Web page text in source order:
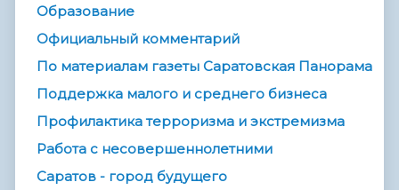
Образование
Официальный комментарий
По материалам газеты Саратовская Панорама
Поддержка малого и среднего бизнеса
Профилактика терроризма и экстремизма
Работа с несовершеннолетними
Саратов - город будущего